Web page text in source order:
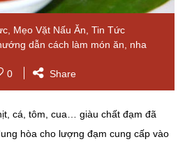
Mẹo Vặt Nấu Ăn Tin Tức
dẫn cách làm món ăn
nha
0 Share
cá, tôm, cua… giàu chất đạm đã
hòa cho lượng đạm cung cấp vào